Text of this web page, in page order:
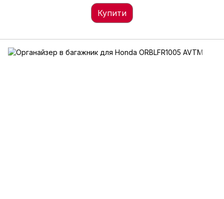
Купити